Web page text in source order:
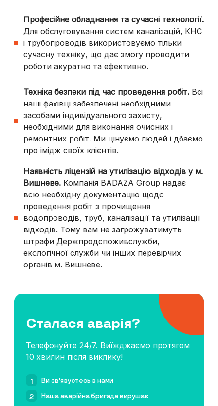
Професійне обладнання та сучасні технології.
Для обслуговування систем каналізацій, КНС
і трубопроводів використовуємо тільки
сучасну техніку, що дає змогу проводити
роботи акуратно та ефективно.
Техніка безпеки під час проведення робіт. Всі
наші фахівці забезпечені необхідними
засобами індивідуального захисту,
необхідними для виконання очисних і
ремонтних робіт. Ми цінуємо людей і дбаємо
про імідж своїх клієнтів.
Наявність ліцензій на утилізацію відходів у м.
Вишневе. Компанія BADAZA Group надає
всю необхідну документацію щодо
проведення робіт з прочищення
водопроводів, труб, каналізації та утилізації
відходів. Тому вам не загрожуватимуть
штрафи Держпродспоживслужби,
екологічної служби чи інших перевірчих
органів м. Вишневе.
Сталася аварія?
Телефонуйте 24/7. Виїжджаємо протягом
10 хвилин після виклику!
1 Ви зв'язуєтесь з нами
2 Наша аварійна бригада вирушає